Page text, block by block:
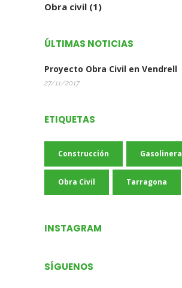
Obra civil (1)
ÚLTIMAS NOTICIAS
Proyecto Obra Civil en Vendrell
27/11/2017
ETIQUETAS
Construcción Gasolinera
Obra Civil Tarragona
INSTAGRAM
SÍGUENOS